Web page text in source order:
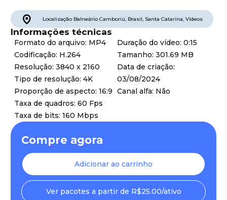
Localização Balneário Camboriú, Brasil, Santa Catarina, Vídeos
Informações técnicas
Formato do arquivo: MP4
Codificação: H.264
Resolução: 3840 x 2160
Tipo de resolução: 4K
Proporção de aspecto: 16:9
Taxa de quadros: 60 Fps
Taxa de bits: 160 Mbps
Duração do vídeo: 0:15
Tamanho: 301.69 MB
Data de criação:
03/08/2024
Canal alfa: Não
Compre agora
Adicionar ao carrinho
Ver pacotes a partir de R$25.00/ativo